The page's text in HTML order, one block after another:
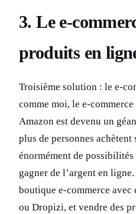
3. Le e-
produits en
Troisième solution : le e-
comme moi, le e-
Amazon est devenu un
plus de personnes
énormément de
gagner de l’argent en
boutique e-commerce
ou Dropizi, et vendre des